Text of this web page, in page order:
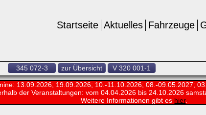
Fahrzeuge
Aktuelles
Startseite
345 072-3 zur Übersicht V 320 001-1
13.09.2026; 19.09.2026; 10.-11.10.2026; 08.-09.05.2027;
der Veranstaltungen:vom 04.04.2026 bis 24.10.2026
Weitere Informationen gibt es hier.